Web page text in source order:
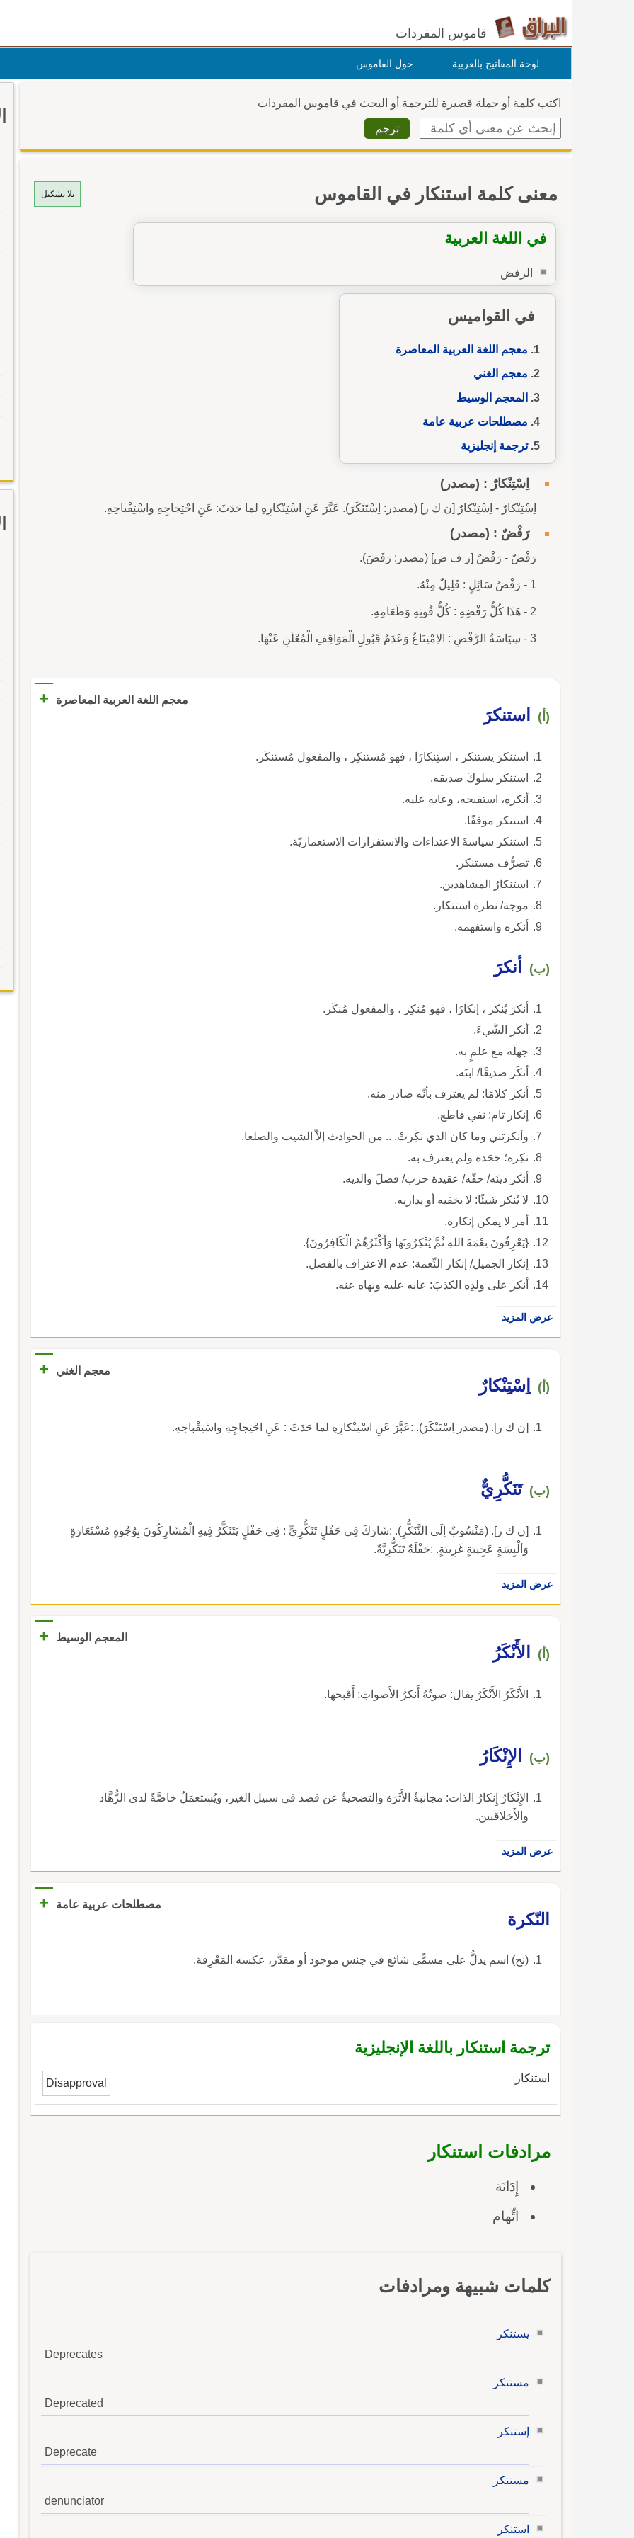
قاموس المفردات
لوحة المفاتيح بالعربية حول القاموس
اكتب كلمة أو جملة قصيرة للترجمة أو البحث في قاموس المفردات
بلا تشكيل معنى كلمة استنكار في القاموس
في اللغة العربية
الرفض
في القواميس
معجم اللغة العربية المعاصرة
معجم الغني
المعجم الوسيط
مصطلحات عربية عامة
ترجمة إنجليزية
اِسْتِنْكارٌ : (مصدر)
اِسْتِنْكارٌ - اِسْتِنْكارٌ [ن ك ر] (مصدر: اِسْتَنْكَرَ). عَبَّرَ عَنِ اسْتِنْكارِهِ لما حَدَثَ: عَنِ احْتِجاجِهِ واسْتِقْباحِهِ.
رَفْضٌ : (مصدر)
رَفْضٌ - رَفْضٌ [ر ف ض] (مصدر: رَفَضَ).
1 - رَفْضُ سَائِلٍ : قَلِيلٌ مِنْهُ.
2 - هَذَا كُلُّ رَفْضِهِ : كُلُّ قُوتِهِ وَطَعَامِهِ.
3 - سِيَاسَةُ الرَّفْضِ : الاِمْتِنَاعُ وَعَدَمُ قَبُولِ الْمَوَاقِفِ الْمُعْلَنِ عَنْهَا.
معجم اللغة العربية المعاصرة +
(أ) استنكرَ
استنكرَ يستنكر ، استِنكارًا ، فهو مُستنكِر ، والمفعول مُستنكَر.
استنكر سلوكَ صديقه.
أنكره، استقبحه، وعابه عليه.
استنكر موقفًا.
استنكر سياسةَ الاعتداءات والاستفزازات الاستعماريّة.
تصرُّف مستنكر.
استنكارُ المشاهدين.
موجة/ نظرة استنكار.
أنكره واستفهمه.
(ب) أنكرَ
أنكرَ يُنكر ، إنكارًا ، فهو مُنكِر ، والمفعول مُنكَر.
أنكر الشَّيءَ.
جهلَه مع علمٍ به.
أنكَر صديقًا/ ابنَه.
أنكر كلامًا: لم يعترف بأنّه صادر منه.
إنكار تام: نفي قاطع.
وأنكرتني وما كان الذي نكِرتْ. .. من الحوادث إلاّ الشيب والصلعا.
نكِره؛ جحَده ولم يعترف به.
أنكر دينَه/ حقّه/ عقيدة حزب/ فضلَ والديه.
لا يُنكر شيئًا: لا يخفيه أو يداريه.
أمر لا يمكن إنكاره.
{يَعْرِفُونَ نِعْمَةَ اللهِ ثُمَّ يُنْكِرُونَهَا وَأَكْثَرُهُمُ الْكَافِرُونَ}.
إنكار الجميل/ إنكار النِّعمة: عدم الاعتراف بالفضل.
أنكر على ولدِه الكذبَ: عابه عليه ونهاه عنه.
عرض المزيد
معجم الغني +
(أ) اِسْتِنْكارٌ
[ن ك ر]. (مصدر اِسْتَنْكَرَ). :عَبَّرَ عَنِ اسْتِنْكارِهِ لما حَدَثَ : عَنِ احْتِجاجِهِ واسْتِقْباحِهِ.
(ب) تَنَكُّرِيٌّ
[ن ك ر]. (مَنْسُوبٌ إلَى التَّنَكُّرِ). :شَارَكَ فِي حَفْلٍ تَنَكُّرِيٍّ : فِي حَفْلٍ يَتَنَكَّرُ فِيهِ الْمُشَارِكُونَ بِوُجُوهٍ مُسْتَعَارَةٍ
وَألْبِسَةٍ عَجِيبَةٍ غَرِيبَةٍ. :حَفْلَةٌ تَنَكُّرِيَّةٌ.
عرض المزيد
المعجم الوسيط +
(أ) الأَنْكَرُ
الأَنْكَرُ الأَنْكَرُ يقال: صوتُهُ أَنكرُ الأَصواتِ: أَقبحها.
(ب) الإِنْكَارُ
الإِنْكَارُ إِنكارُ الذات: مجانبةُ الأَثَرَة والتضحيةُ عن قصد في سبيل الغير، ويُستعمَلُ خاصَّةً لدى الزُّهَّاد
والأَخلاقيين.
عرض المزيد
مصطلحات عربية عامة
+
النّكرة
(نح) اسم يدلُّ على مسمًّى شائع في جنس موجود أو مقدَّر، عكسه المَعْرِفة.
ترجمة استنكار باللغة الإنجليزية
استنكار Disapproval
مرادفات استنكار
إِدَانَة
اتِّهام
كلمات شبيهة ومرادفات
يستنكر
Deprecates
مستنكر
Deprecated
إستنكر
Deprecate
مستنكر
denunciator
استنكر